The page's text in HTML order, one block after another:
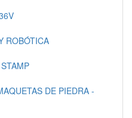
ROBÓTICA
DE PIEDRA -